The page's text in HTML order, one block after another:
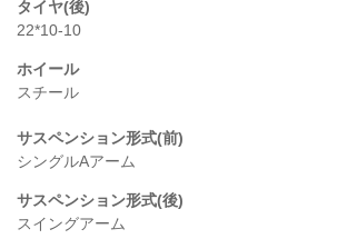
タイヤ(後)
22*10-10
ホイール
スチール
サスペンション形式(前)
シングルAアーム
サスペンション形式(後)
スイングアーム